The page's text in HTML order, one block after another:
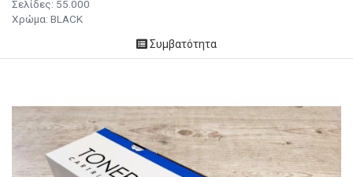
Σελίδες: 55.000
Χρώμα: BLACK
Συμβατότητα